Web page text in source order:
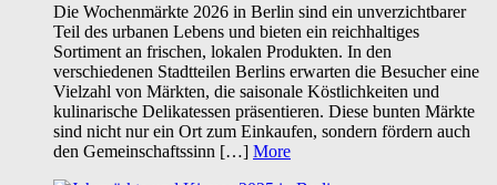
Die Wochenmärkte 2026 in Berlin sind ein unverzichtbarer
Teil des urbanen Lebens und bieten ein reichhaltiges
Sortiment an frischen, lokalen Produkten. In den
verschiedenen Stadtteilen Berlins erwarten die Besucher eine
Vielzahl von Märkten, die saisonale Köstlichkeiten und
kulinarische Delikatessen präsentieren. Diese bunten Märkte
sind nicht nur ein Ort zum Einkaufen, sondern fördern auch
den Gemeinschaftssinn […] More